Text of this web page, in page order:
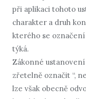
při aplikaci tohoto
charakter a druh
kterého se
týká.
Zákonné
zřetelně označit “,
lze však obecně